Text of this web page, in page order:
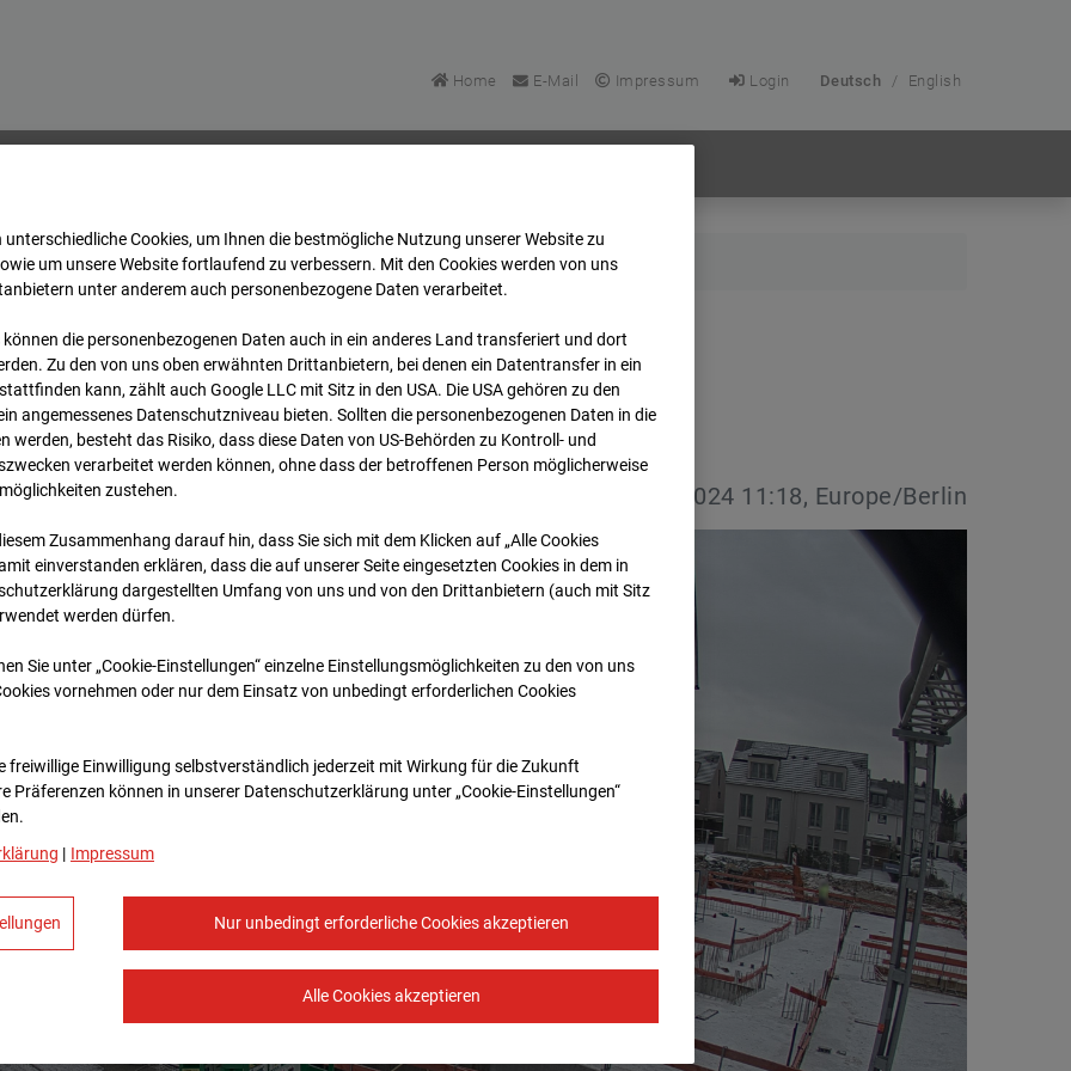
Home E-Mail Impressum Login Deutsch / English
Heddesheim Archiv 2024 01 15 11:18
Heddesheim
15.01.2024 11:18, Europe/Berlin
unterschiedliche Cookies, um Ihnen die best­mögliche Nutzung unserer Website zu
um unsere Website fortlaufend zu verbessern. Mit den Cookies werden von uns
unter anderem auch personenbezogene Daten verarbeitet.
können die personenbezogenen Daten auch in ein anderes Land transferiert und dort
Zu den von uns oben erwähnten Drittanbietern, bei denen ein Datentransfer in ein
kann, zählt auch Google LLC mit Sitz in den USA. Die USA gehören zu den
angemessenes Datenschutzniveau bieten. Sollten die personenbezogenen Daten in die
werden, besteht das Risiko, dass diese Daten von US-Behörden zu Kontroll- und
verarbeitet werden können, ohne dass der betroffenen Person möglicherweise
zustehen.
Zusammenhang darauf hin, dass Sie sich mit dem Klicken auf „Alle Cookies
ein­ver­standen erklären, dass die auf unserer Seite eingesetzten Cookies in dem in
dargestellten Umfang von uns und von den Drittanbietern (auch mit Sitz
werden dürfen.
Sie unter „Cookie-Einstellungen“ einzelne Einstellungsmöglichkeiten zu den von uns
vornehmen oder nur dem Einsatz von unbedingt erforderlichen Cookies
freiwillige Einwilligung selbstverständlich jederzeit mit Wirkung für die Zukunft
Prä­fe­renzen können in unserer Datenschutzerklärung unter „Cookie-Einstellungen“
| Impressum
Nur unbedingt erforderliche Cookies akzeptieren
Alle Cookies akzeptieren